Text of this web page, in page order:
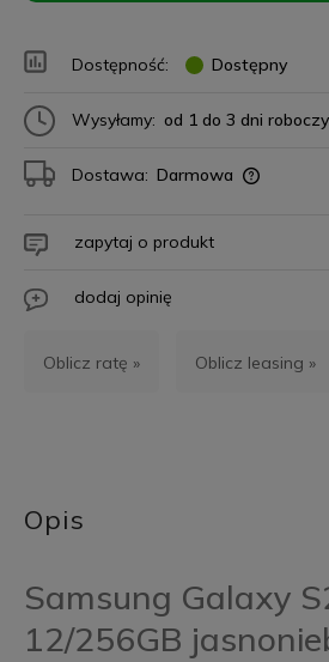
Dostępność: Dostępny
Wysyłamy: od 1 do 3 dni
Dostawa: Darmowa
zapytaj o produkt
dodaj opinię
Oblicz ratę » Oblicz leasing »
Opis
Samsung Galaxy
12/256GB